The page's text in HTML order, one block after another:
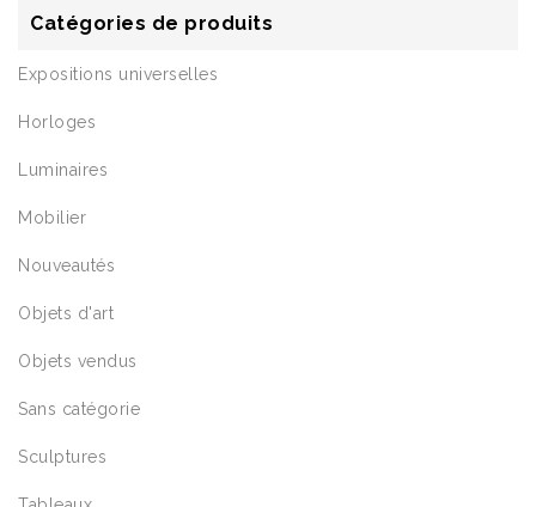
Catégories de produits
Expositions universelles
Horloges
Luminaires
Mobilier
Nouveautés
Objets d'art
Objets vendus
Sans catégorie
Sculptures